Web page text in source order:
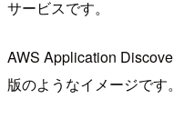
サービスです。
AWS Application
版のようなイメージです。